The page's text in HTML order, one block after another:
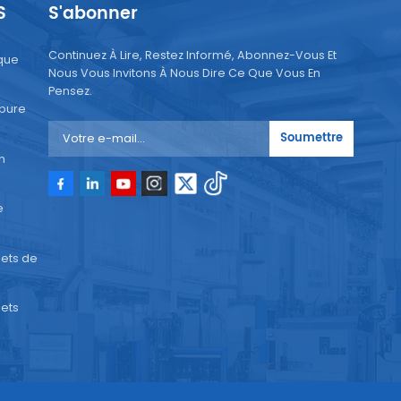
de
S'abonner
Continuez À Lire, Restez Informé, Abonnez-Vous Et
Nous Vous Invitons À Nous Dire Ce Que Vous En
Pensez.
Soumettre